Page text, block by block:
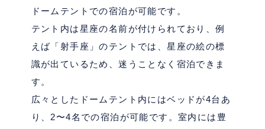
ドームテントでの宿泊が可能です。
テント内は星座の名前が付けられており、例
えば「射手座」のテントでは、星座の絵の標
識が出ているため、迷うことなく宿泊できま
す。
広々としたドームテント内にはベッドが4台あ
り、 2〜4名での宿泊が可能です。室内には豊